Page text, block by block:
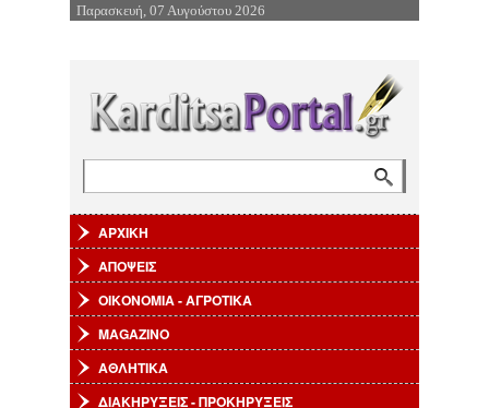
Επιστροφή στην Πλοήγηση
Παρασκευή, 07 Αυγούστου 2026
ΑΡΧΙΚΗ
ΑΠΟΨΕΙΣ
ΟΙΚΟΝΟΜΙΑ - ΑΓΡΟΤΙΚΑ
MAGAZINO
ΑΘΛΗΤΙΚΑ
ΔΙΑΚΗΡΥΞΕΙΣ - ΠΡΟΚΗΡΥΞΕΙΣ